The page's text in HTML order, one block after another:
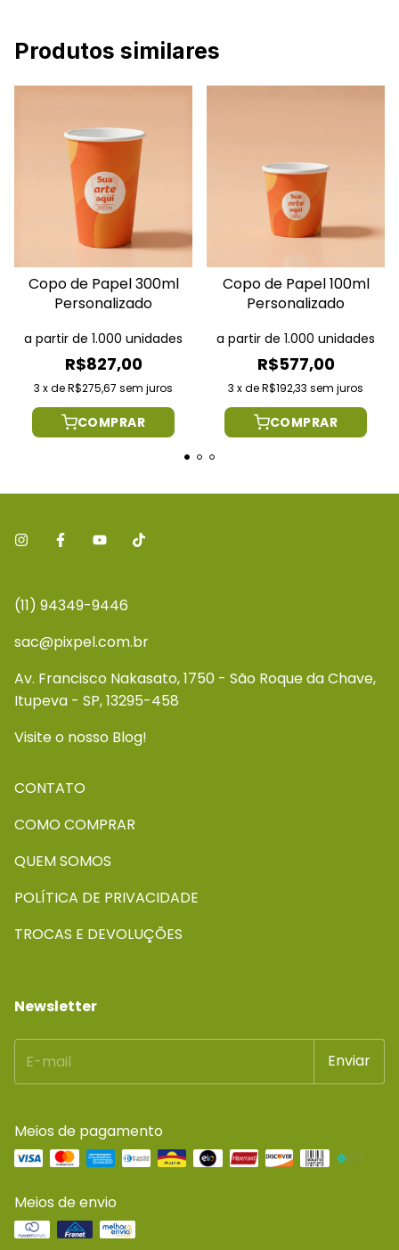
Produtos similares
Copo de Papel 300ml
Personalizado
R$827,00
3 xdeR$275,67 sem juros
a partir de 1.000 unidades
COMPRAR
Copo de Papel 100ml
Personalizado
R$577,00
3 xdeR$192,33 sem juros
a partir de 1.000 unidades
COMPRAR
(11) 94349-9446
sac@pixpel.com.br
Av. Francisco Nakasato, 1750 - São Roque da Chave,
Itupeva - SP, 13295-458
Visite o nosso Blog!
CONTATO
COMO COMPRAR
QUEM SOMOS
POLÍTICA DE PRIVACIDADE
TROCAS E DEVOLUÇÕES
Newsletter
Meios de pagamento
Meios de envio